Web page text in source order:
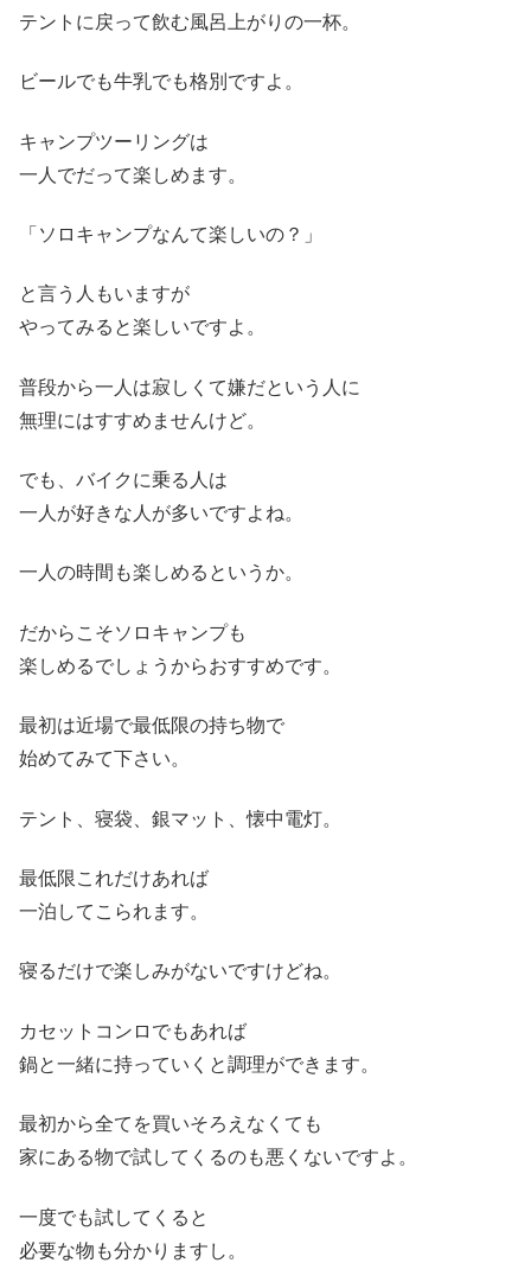
テントに戻って飲む風呂上がりの一杯。
ビールでも牛乳でも格別ですよ。
キャンプツーリングは
一人でだって楽しめます。
「ソロキャンプなんて楽しいの？」
と言う人もいますが
やってみると楽しいですよ。
普段から一人は寂しくて嫌だという人に
無理にはすすめませんけど。
でも、バイクに乗る人は
一人が好きな人が多いですよね。
一人の時間も楽しめるというか。
だからこそソロキャンプも
楽しめるでしょうからおすすめです。
最初は近場で最低限の持ち物で
始めてみて下さい。
テント、寝袋、銀マット、懐中電灯。
最低限これだけあれば
一泊してこられます。
寝るだけで楽しみがないですけどね。
カセットコンロでもあれば
鍋と一緒に持っていくと調理ができます。
最初から全てを買いそろえなくても
家にある物で試してくるのも悪くないですよ。
一度でも試してくると
必要な物も分かりますし。